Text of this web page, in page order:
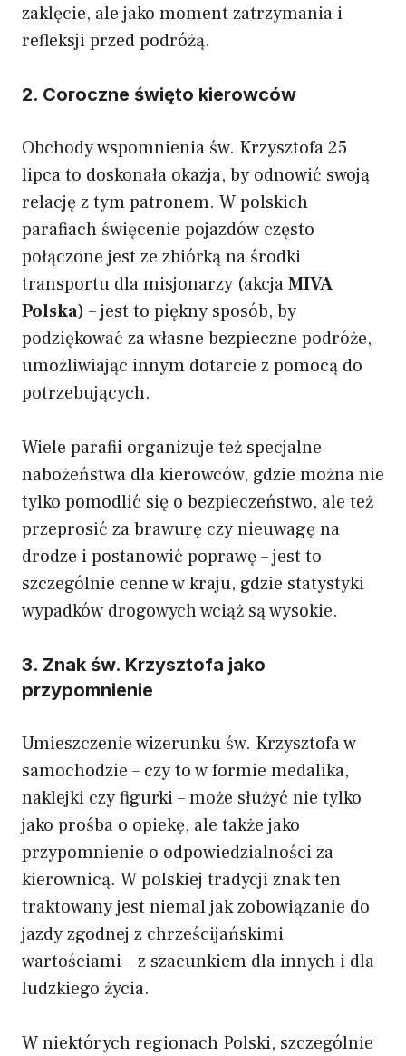
zaklęcie, ale jako moment zatrzymania i
refleksji przed podróżą.
2. Coroczne święto kierowców
Obchody wspomnienia św. Krzysztofa 25
lipca to doskonała okazja, by odnowić swoją
relację z tym patronem. W polskich
parafiach święcenie pojazdów często
połączone jest ze zbiórką na środki
transportu dla misjonarzy (akcjaMIVA
Polska) – jest to piękny sposób, by
podziękować za własne bezpieczne podróże,
umożliwiając innym dotarcie z pomocą do
potrzebujących.
Wiele parafii organizuje też specjalne
nabożeństwa dla kierowców, gdzie można nie
tylko pomodlić się o bezpieczeństwo, ale też
przeprosić za brawurę czy nieuwagę na
drodze i postanowić poprawę – jest to
szczególnie cenne w kraju, gdzie statystyki
wypadków drogowych wciąż są wysokie.
3. Znak św. Krzysztofa jako
przypomnienie
Umieszczenie wizerunku św. Krzysztofa w
samochodzie – czy to w formie medalika,
naklejki czy figurki – może służyć nie tylko
jako prośba o opiekę, ale także jako
przypomnienie o odpowiedzialności za
kierownicą. W polskiej tradycji znak ten
traktowany jest niemal jak zobowiązanie do
jazdy zgodnej z chrześcijańskimi
wartościami – z szacunkiem dla innych i dla
ludzkiego życia.
W niektórych regionach Polski, szczególnie